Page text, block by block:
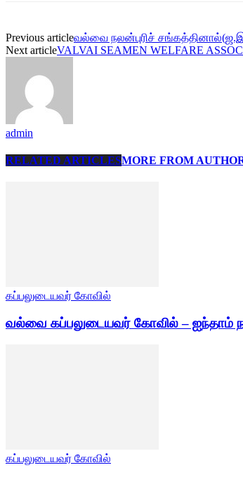
Previous articleவல்வை நலன்புரிச்
Next articleVALVAI SEAMEN WELFARE
admin
RELATED ARTICLESMORE FROM
கப்பலுடையவர் கோவில்
வல்வை கப்பலுடையவர் கோவில் – ஐந்தாம்
கப்பலுடையவர் கோவில்